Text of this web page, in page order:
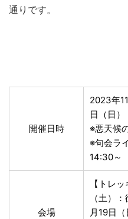
通りです。
開催日時
2023年
日（日）
※悪天候
※句会ラ
14:30～
会場
【トレ
（土）
月19日